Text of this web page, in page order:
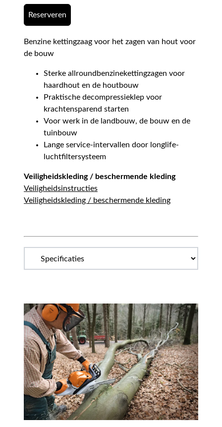
Reserveren
Benzine kettingzaag voor het zagen van hout voor
de bouw
Sterke allroundbenzinekettingzagen voor
haardhout en de houtbouw
Praktische decompressieklep voor
krachtensparend starten
Voor werk in de landbouw, de bouw en de
tuinbouw
Lange service-intervallen door longlife-
luchtfiltersysteem
Veiligheidskleding / beschermende kleding
Veiligheidsinstructies
Veiligheidskleding / beschermende kleding